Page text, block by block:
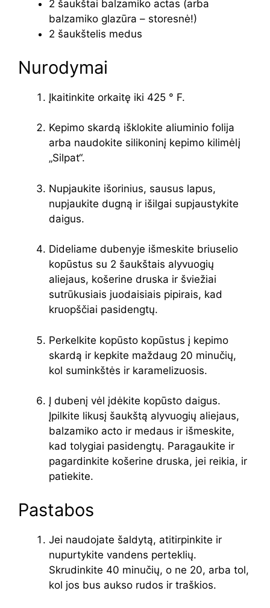
2 šaukštai balzamiko actas (arba
balzamiko glazūra – storesnė!)
2 šaukštelis medus
Nurodymai
Įkaitinkite orkaitę iki 425 ° F.
Kepimo skardą išklokite aliuminio folija
arba naudokite silikoninį kepimo kilimėlį
„Silpat“.
Nupjaukite išorinius, sausus lapus,
nupjaukite dugną ir išilgai supjaustykite
daigus.
Dideliame dubenyje išmeskite briuselio
kopūstus su 2 šaukštais alyvuogių
aliejaus, košerine druska ir šviežiai
sutrūkusiais juodaisiais pipirais, kad
kruopščiai pasidengtų.
Perkelkite kopūsto kopūstus į kepimo
skardą ir kepkite maždaug 20 minučių,
kol suminkštės ir karamelizuosis.
Į dubenį vėl įdėkite kopūsto daigus.
Įpilkite likusį šaukštą alyvuogių aliejaus,
balzamiko acto ir medaus ir išmeskite,
kad tolygiai pasidengtų. Paragaukite ir
pagardinkite košerine druska, jei reikia, ir
patiekite.
Pastabos
Jei naudojate šaldytą, atitirpinkite ir
nupurtykite vandens perteklių.
Skrudinkite 40 minučių, o ne 20, arba tol,
kol jos bus aukso rudos ir traškios.